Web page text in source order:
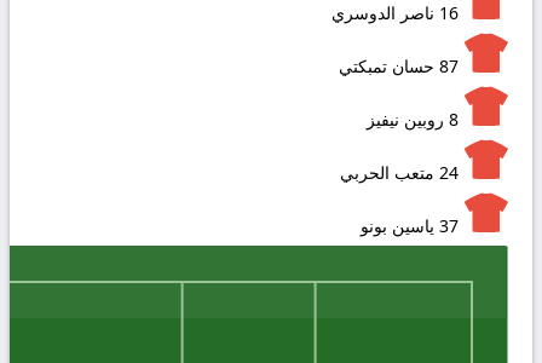
16 ناصر الدوسري
87 حسان تمبكتي
8 روبين نيفيز
24 متعب الحربي
37 ياسين بونو